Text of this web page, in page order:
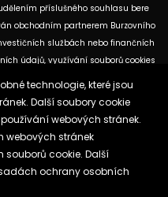
příslušného souhlasu bere
obchodním partnerem Burzovního
službách nebo finančních
údajů, využívání souborů cookies
U jednotlivých článků mohou
datu původní analýzy nebo datu,
tržní údaje.
a cookies
technologie, které jsou
Další soubory cookie
webových stránek.
webových stránek
cookie. Další
ochrany osobních